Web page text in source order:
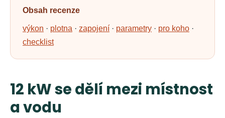
Obsah recenze
výkon · plotna · zapojení · parametry · pro koho ·
checklist
12 kW se dělí mezi místnost
a vodu
000